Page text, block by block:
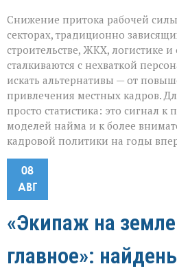
Снижение притока рабочей
секторах, традиционно
строительстве, ЖКХ, логистике
сталкиваются с нехваткой
искать альтернативы — от
привлечения местных кадров.
просто статистика: это сигнал
моделей найма и к более
кадровой политики на годы
08
АВГ
«Экипаж на
главное»: